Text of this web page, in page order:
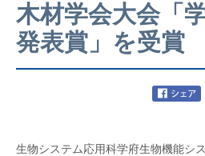
木材学会大会「
発表賞」を受賞
生物システム応用科学府生物機能シ